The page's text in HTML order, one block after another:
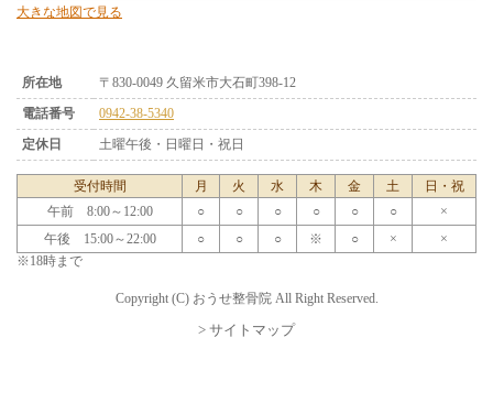
大きな地図で見る
所在地
〒830-0049 久留米市大石町398-12
電話番号
0942-38-5340
定休日
土曜午後・日曜日・祝日
受付時間 月 火 水 木 金 土
日・祝
午前 8:00～12:00
○ ○ ○ ○ ○ ○
×
午後 15:00～22:00
○ ○ ○ ※ ○ ×
×
※18時まで
Copyright (C) おうせ整骨院 All Right Reserved.
> サイトマップ